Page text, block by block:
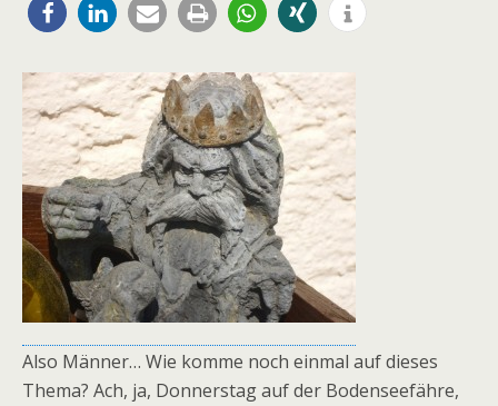
Also Männer… Wie komme noch einmal auf dieses
Thema? Ach, ja, Donnerstag auf der Bodenseefähre,